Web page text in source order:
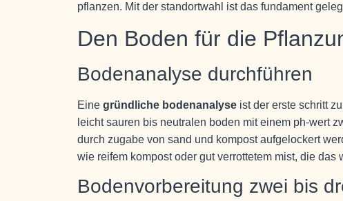
pflanzen. Mit der standortwahl ist das fundament
Den Boden für die
Bodenanalyse durchführen
Eine gründliche bodenanalyse ist der erste schritt
leicht sauren bis neutralen boden mit einem ph-wert
durch zugabe von sand und kompost aufgelockert
wie reifem kompost oder gut verrottetem mist, die das
Bodenvorbereitung zwei bis